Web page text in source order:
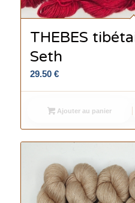
THEBES
Seth
29.50 €
Ajouter au panier